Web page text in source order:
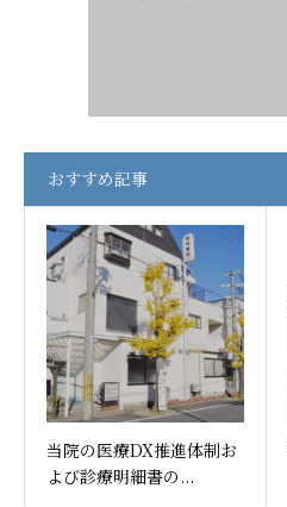
おすすめ記事
当院の医療DX推進体制お
よび診療明細書の...